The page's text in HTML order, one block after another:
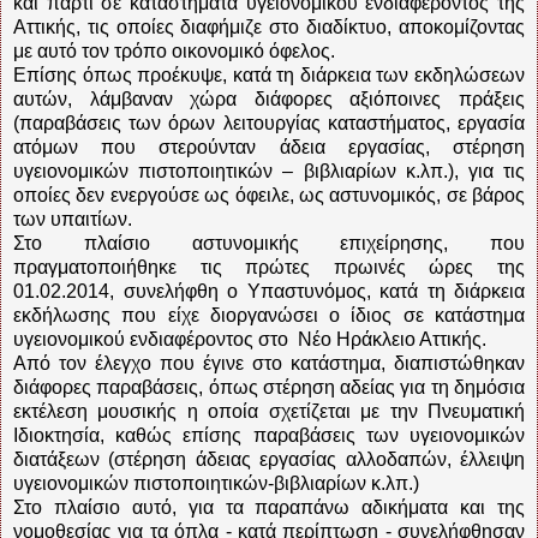
Αττικής, τις οποίες διαφήμιζε στο διαδίκτυο, αποκομίζοντας
με αυτό τον τρόπο οικονομικό όφελος.
Επίσης όπως προέκυψε, κατά τη διάρκεια των εκδηλώσεων
αυτών, λάμβαναν χώρα διάφορες αξιόποινες πράξεις
(παραβάσεις των όρων λειτουργίας καταστήματος, εργασία
ατόμων που στερούνταν άδεια εργασίας, στέρηση
υγειονομικών πιστοποιητικών – βιβλιαρίων κ.λπ.), για τις
οποίες δεν ενεργούσε ως όφειλε, ως αστυνομικός, σε βάρος
των υπαιτίων.
Στο πλαίσιο αστυνομικής επιχείρησης, που
πραγματοποιήθηκε τις πρώτες πρωινές ώρες της
01.02.2014, συνελήφθη ο Υπαστυνόμος, κατά τη διάρκεια
εκδήλωσης που είχε διοργανώσει ο ίδιος σε κατάστημα
υγειονομικού ενδιαφέροντος στο Νέο Ηράκλειο Αττικής.
Από τον έλεγχο που έγινε στο κατάστημα, διαπιστώθηκαν
διάφορες παραβάσεις, όπως στέρηση αδείας για τη δημόσια
εκτέλεση μουσικής η οποία σχετίζεται με την Πνευματική
Ιδιοκτησία, καθώς επίσης παραβάσεις των υγειονομικών
διατάξεων (στέρηση άδειας εργασίας αλλοδαπών, έλλειψη
υγειονομικών πιστοποιητικών-βιβλιαρίων κ.λπ.)
Στο πλαίσιο αυτό, για τα παραπάνω αδικήματα και της
νομοθεσίας για τα όπλα - κατά περίπτωση - συνελήφθησαν